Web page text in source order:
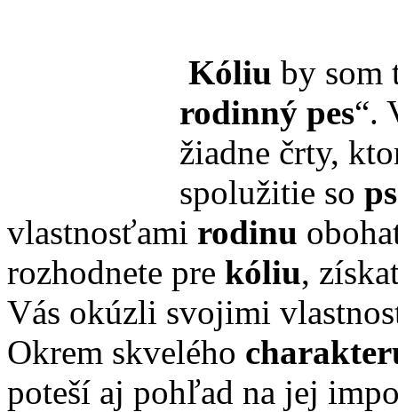
Kóliu by som
rodinný pes“.
žiadne črty,
spolužitie so
vlastnosťami rodinu
rozhodnete pre kóliu,
Vás okúzli svojimi
Okrem skvelého
poteší aj pohľad na jej